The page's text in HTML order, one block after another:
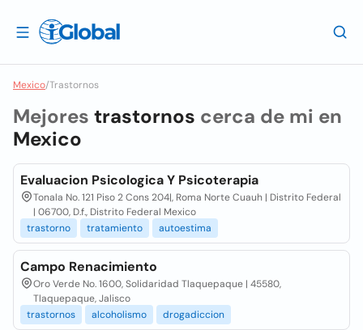
Mexico/Trastornos
Mejores trastornos cerca de mi en
Mexico
Evaluacion Psicologica Y Psicoterapia
Tonala No. 121 Piso 2 Cons 204|, Roma Norte Cuauh | Distrito Federal
| 06700, D.f., Distrito Federal Mexico
trastorno
tratamiento autoestima
Campo Renacimiento
Oro Verde No. 1600, Solidaridad Tlaquepaque | 45580,
Tlaquepaque, Jalisco
trastornos
alcoholismo drogadiccion